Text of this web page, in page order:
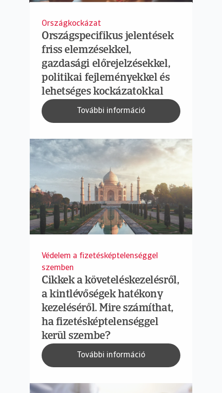
Országkockázat
Országspecifikus jelentések
friss elemzésekkel,
gazdasági előrejelzésekkel,
politikai fejleményekkel és
lehetséges kockázatokkal
További információ
Védelem a fizetésképtelenséggel
szemben
Cikkek a követeléskezelésről,
a kintlévőségek hatékony
kezeléséről. Mire számíthat,
ha fizetésképtelenséggel
kerül szembe?
További információ